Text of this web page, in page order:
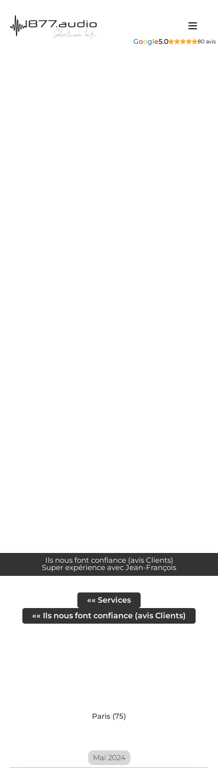
Google5.0 80 avis
Ils nous font confiance (avis Clients)
Super expérience avec Jean-François
«« Services
«« Ils nous font confiance (avis Clients)
Paris (75)
Mai 2024